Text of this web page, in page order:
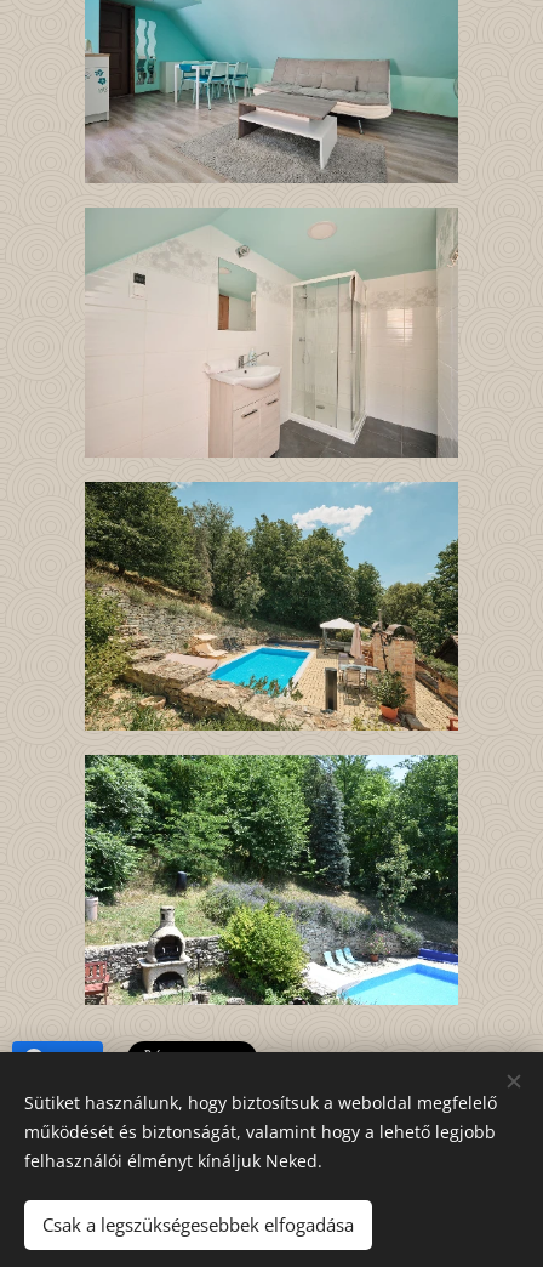
Share
Sütik
Sütiket használunk, hogy biztosítsuk a weboldal megfelelő
működését és biztonságát, valamint hogy a lehető legjobb
felhasználói élményt kínáljuk Neked.
Csak a legszükségesebbek elfogadása